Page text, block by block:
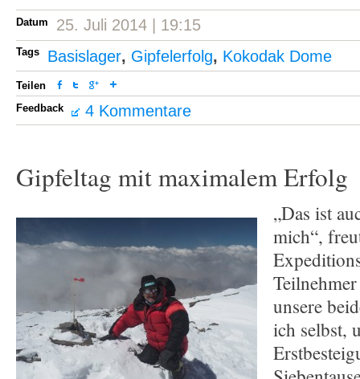
Datum 25. Juli 2014 | 19:15
Tags Basislager, Gipfelerfolg, Kokodak Dome
Teilen
Feedback
4 Kommentare
Gipfeltag mit maximalem Erfolg
„Das ist
mich“,
unsere
ich selbst,